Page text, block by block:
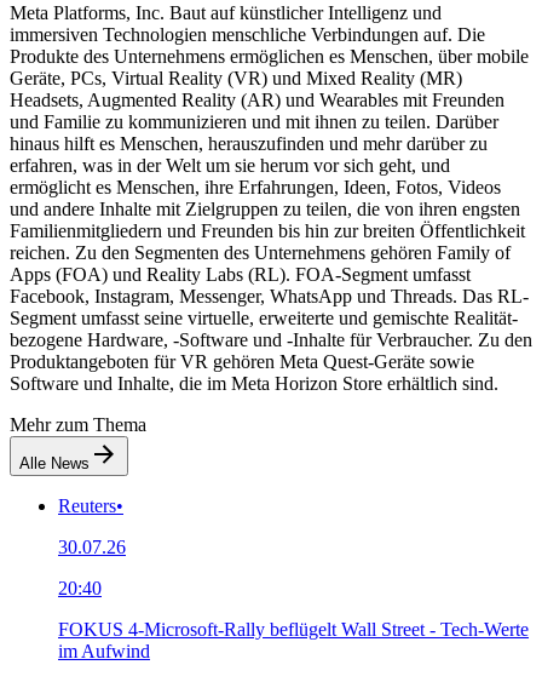
Meta Platforms, Inc. Baut auf künstlicher Intelligenz und
immersiven Technologien menschliche Verbindungen auf. Die
Produkte des Unternehmens ermöglichen es Menschen, über mobile
Geräte, PCs, Virtual Reality (VR) und Mixed Reality (MR)
Headsets, Augmented Reality (AR) und Wearables mit Freunden
und Familie zu kommunizieren und mit ihnen zu teilen. Darüber
hinaus hilft es Menschen, herauszufinden und mehr darüber zu
erfahren, was in der Welt um sie herum vor sich geht, und
ermöglicht es Menschen, ihre Erfahrungen, Ideen, Fotos, Videos
und andere Inhalte mit Zielgruppen zu teilen, die von ihren engsten
Familienmitgliedern und Freunden bis hin zur breiten Öffentlichkeit
reichen. Zu den Segmenten des Unternehmens gehören Family of
Apps (FOA) und Reality Labs (RL). FOA-Segment umfasst
Facebook, Instagram, Messenger, WhatsApp und Threads. Das RL-
Segment umfasst seine virtuelle, erweiterte und gemischte Realität-
bezogene Hardware, -Software und -Inhalte für Verbraucher. Zu den
Produktangeboten für VR gehören Meta Quest-Geräte sowie
Software und Inhalte, die im Meta Horizon Store erhältlich sind.
Mehr zum Thema
Alle News
Reuters•
30.07.26
20:40
FOKUS 4-Microsoft-Rally beflügelt Wall Street - Tech-Werte
im Aufwind